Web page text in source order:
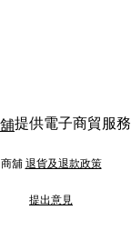
提供電子商貿服務
商舖 退貨及退款政策
提出意見